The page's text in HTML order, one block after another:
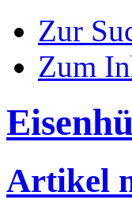
Zur
Zum
Artikel